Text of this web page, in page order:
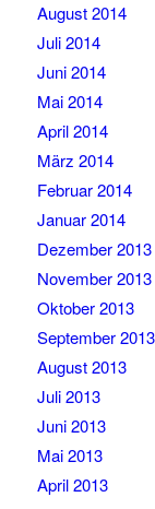
August 2014
Juli 2014
Juni 2014
Mai 2014
April 2014
März 2014
Februar 2014
Januar 2014
Dezember 2013
November 2013
Oktober 2013
September 2013
August 2013
Juli 2013
Juni 2013
Mai 2013
April 2013